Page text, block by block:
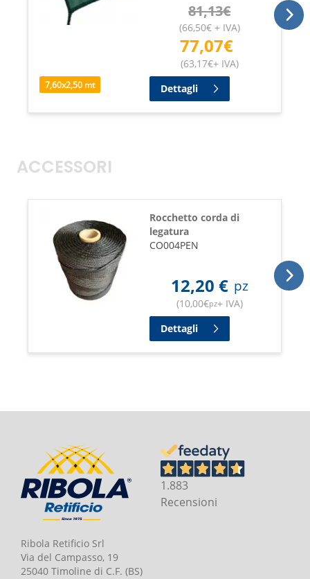
7,60x2,50 mt
81,13€
(66,50€+ IVA)
77,07€
(63,17€+ IVA)
Dettagli
ACCESSORI
Rocchetto corda di
legatura
CO004PEN
12,20 € pz
(10,00€pz+ IVA)
Dettagli
Ribola Retificio Srl
Via del Campasso, 19
25040 Timoline di C.F. (BS)
1.883
Recensioni